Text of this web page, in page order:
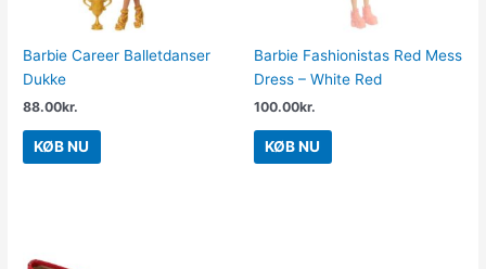
Barbie Career Balletdanser
Dukke
88.00kr.
KØB NU
Barbie Fashionistas Red Mess
Dress – White Red
100.00kr.
KØB NU